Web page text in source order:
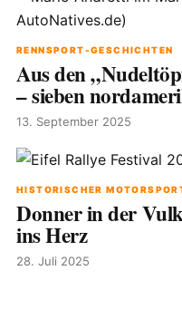
RENNSPORT-GESCHICHTEN
Aus den
– sieben
13. September 2025
HISTORISCHER
Donner in der
ins Herz
28. Juli 2025